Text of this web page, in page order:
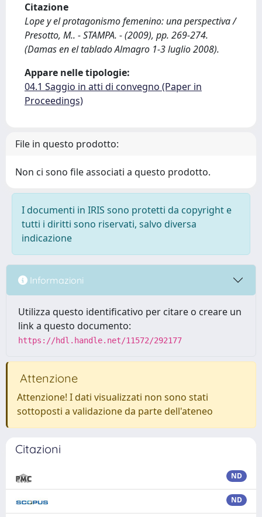
Citazione
Lope y el protagonismo femenino: una perspectiva /
Presotto, M.. - STAMPA. - (2009), pp. 269-274.
(Damas en el tablado Almagro 1-3 luglio 2008).
Appare nelle tipologie:
04.1 Saggio in atti di convegno (Paper in
Proceedings)
File in questo prodotto:
Non ci sono file associati a questo prodotto.
I documenti in IRIS sono protetti da copyright e
tutti i diritti sono riservati, salvo diversa
indicazione
Informazioni
Utilizza questo identificativo per citare o creare un
link a questo documento:
https://hdl.handle.net/11572/292177
Attenzione
Attenzione! I dati visualizzati non sono stati
sottoposti a validazione da parte dell'ateneo
Citazioni
ND
ND